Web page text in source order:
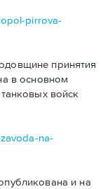
pirrova-
принятия
в основном
войск
na-
и на